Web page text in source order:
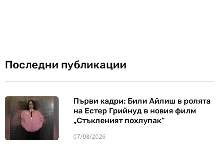
Последни публикации
Първи кадри: Били Айлиш в ролята
на Естер Грийнуд в новия филм
„Стъкленият похлупак“
07/08/2026